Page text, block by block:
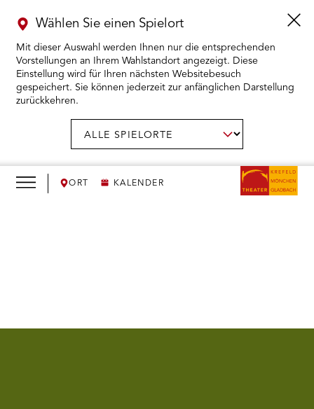
ORT KALENDER
Wählen Sie einen Spielort
Mit dieser Auswahl werden Ihnen nur die entsprechenden
Vorstellungen an Ihrem Wahlstandort angezeigt. Diese
Einstellung wird für Ihren nächsten Websitebesuch
gespeichert. Sie können jederzeit zur anfänglichen Darstellung
zurückkehren.
KARTENKAUF ÖFFNEN
WIR ÖFFNEN